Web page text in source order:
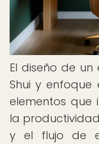
El diseño de
Shui y enfoque
elementos que
la
y el flujo de